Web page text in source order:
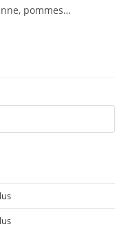
pommes…